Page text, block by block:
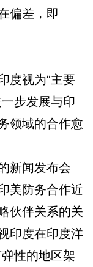
偏差，即
视为“主要
步发展与印
领域的合作愈
新闻发布会
美防务合作近
伙伴关系的关
印度在印度洋
性的地区架